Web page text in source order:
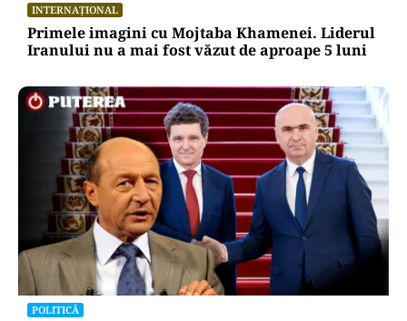
INTERNAȚIONAL
Primele imagini cu Mojtaba Khamenei. Liderul
Iranului nu a mai fost văzut de aproape 5 luni
POLITICĂ